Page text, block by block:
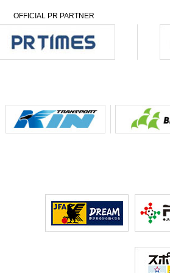
OFFICIAL PR PARTNER